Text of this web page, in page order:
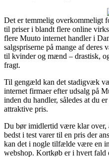
Det er temmelig overkommeligt
til priser i blandt flere online
flere Muuto internet handler i
salgspriserne på mange af deres
til kvinder og mænd – drastisk,
fragt.
Til gengæld kan det stadigvæk
internet firmaer efter udsalg på
inden du handler, således at du
attraktive pris.
Du bør imidlertid være klar over,
bedst i test varer til en pris der
kan det i nogle tilfælde være en
webshop. Kortkøb er i hvert fald